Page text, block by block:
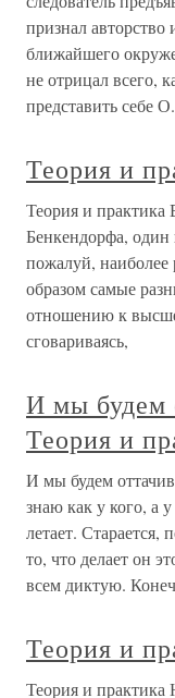
признал авторство
ближайшего
не отрицал всего,
представить себе
Теория и
Теория и
Бенкендорфа, один
пожалуй,
образом самые
отношению к
сговариваясь,
И мы будем
Теория и
И мы будем
знаю как у кого, а
летает. Старается,
то, что делает он
всем диктую.
Теория и
Теория и практика